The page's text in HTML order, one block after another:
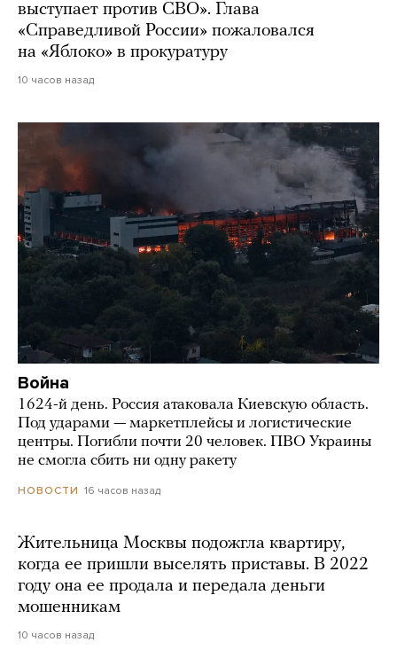
выступает против СВО». Глава
«Справедливой России» пожаловался
на «Яблоко» в прокуратуру
10 часов назад
Война
1624-й день. Россия атаковала Киевскую область.
Под ударами — маркетплейсы и логистические
центры. Погибли почти 20 человек. ПВО Украины
не смогла сбить ни одну ракету
НОВОСТИ 16 часов назад
Жительница Москвы подожгла квартиру,
когда ее пришли выселять приставы. В 2022
году она ее продала и передала деньги
мошенникам
10 часов назад